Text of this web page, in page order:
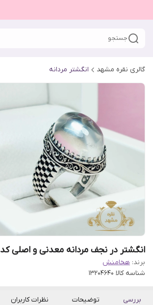
جستجو
گالری نقره مشهد انگشتر مردانه
انگشتر در نجف مردانه معدنی و اصلی کد 13204640
برند: هخامنش
شناسه کالا 13204640
بررسی توضیحات نظرات کاربران